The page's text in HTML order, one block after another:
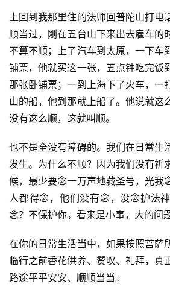
提
专
题
公
益
善
佛
教
人
寺
院
巡
登录 注册
上回到我那里住的法师回普陀山打电
顺当过，刚在五台山下来出去雇车的
不算不顺；上了汽车到太原，一下车
铺票，他就买这一张，五点钟吃完饭
那张卧铺票；一到上海下了火车，一
山的船，他到那就上船了。他说就这
没有这么顺，这就叫顺。
也不是全没有障碍的。我们在日常生
发生。为什么不顺？因为我们没有祈
候，最少要念一万声地藏圣号，光我
人都得念，他们没有念，没念护法
念？不保护你。看来是小事，大的问
在你的日常生活当中，如果按照菩萨
临行之前香花供养、赞叹、礼拜，真
路途平平安安、顺顺当当。